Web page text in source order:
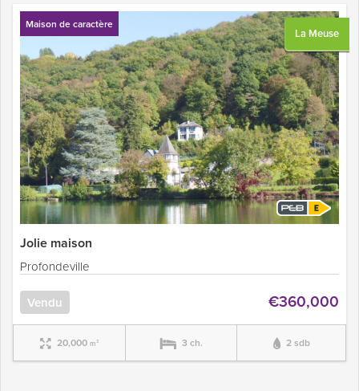
La Meuse
Maison de caractère
Jolie maison
Profondeville
Vendu €360,000
20,000 m² 3 ch. 2 sdb